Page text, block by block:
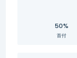
50%
首付